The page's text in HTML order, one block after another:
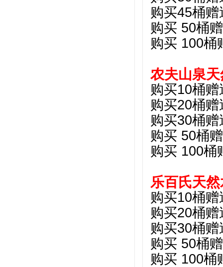
购买45桶
购买 50桶
购买 100桶
农夫山泉
购买10桶赠
购买20桶赠
购买30桶赠
购买 50桶
购买 100桶
乐百氏天
购买10桶赠
购买20桶赠
购买30桶赠
购买 50桶
购买 100桶